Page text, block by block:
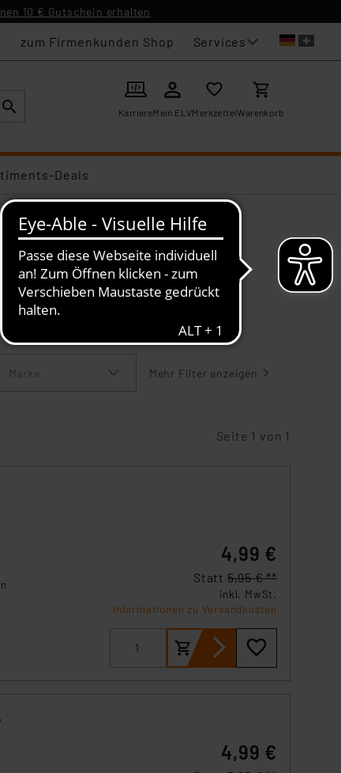
10 € Gutschein erhalten
zum Firmenkunden Shop Services
KarriereMein ELVMerkzettelWarenkorb
Deals
Marke Mehr Filter anzeigen
Seite 1 von 1
4,99 €
Statt 5,95 € **
inkl. MwSt.
Informationen zu Versandkosten
4,99 €